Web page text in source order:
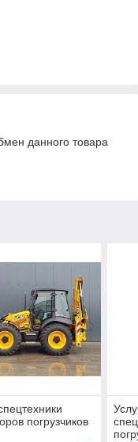
данного товара
погрузчиков